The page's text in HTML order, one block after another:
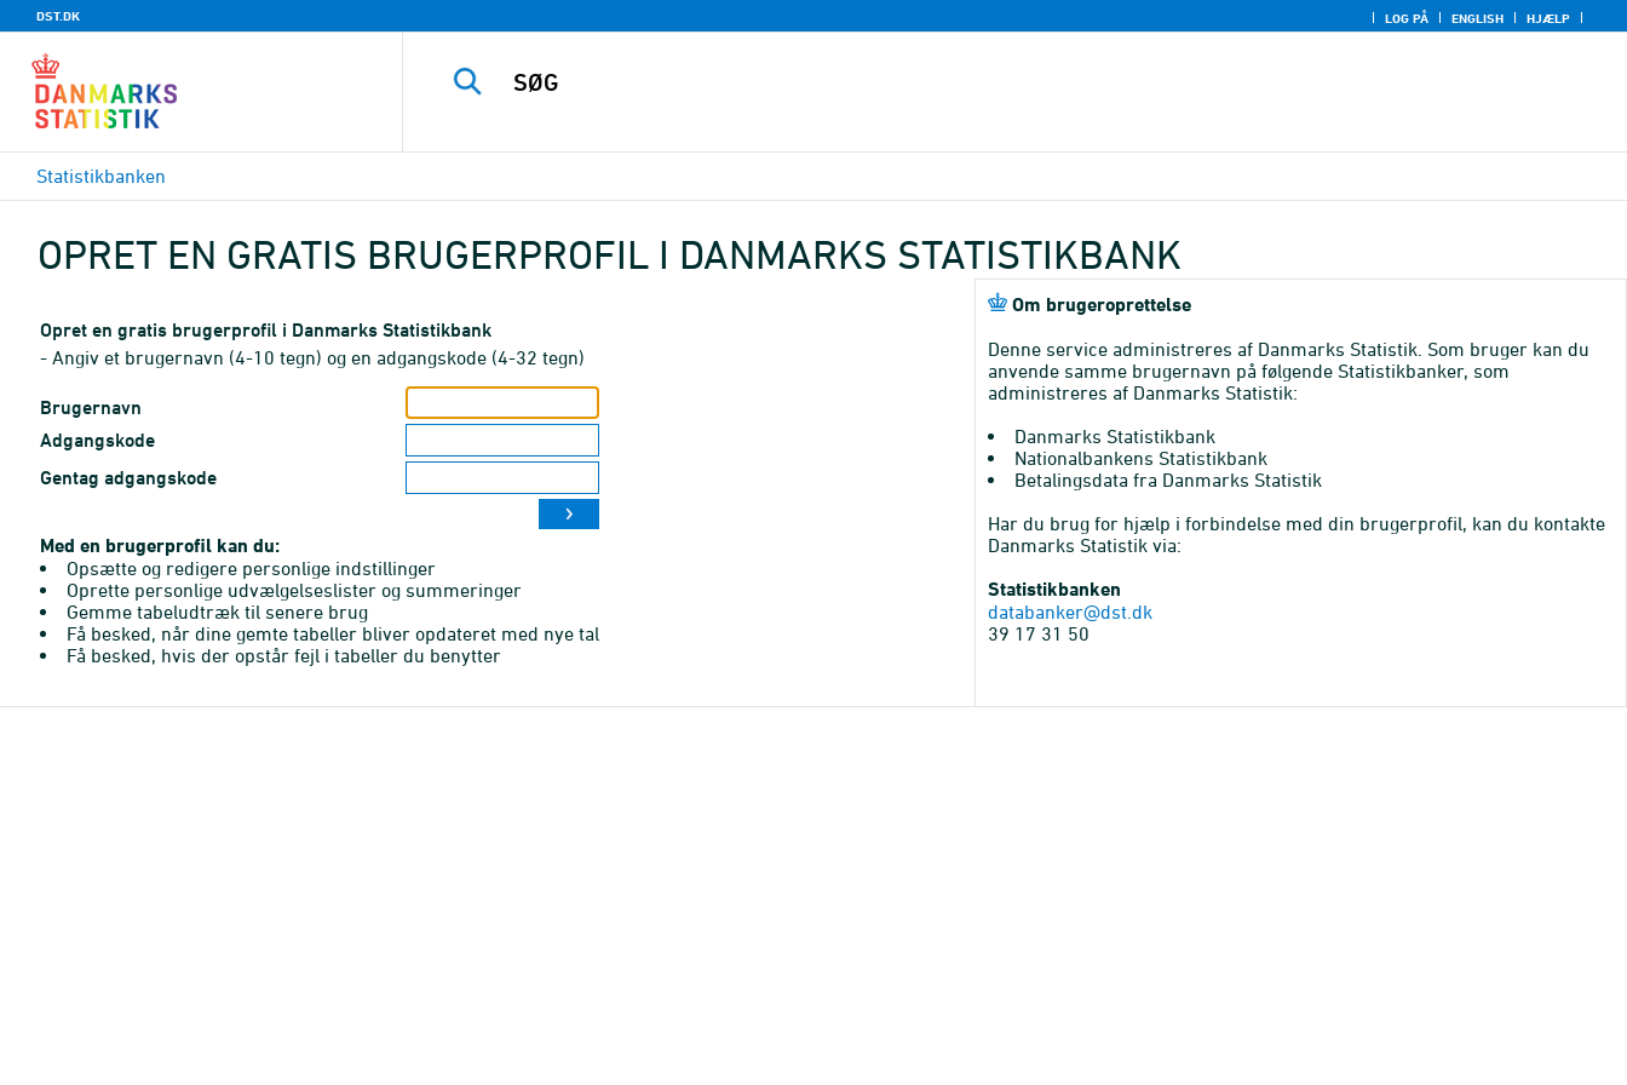
DST.DK LOG PÅ ENGLISH HJÆLP
Statistikbanken
OPRET EN GRATIS BRUGERPROFIL I DANMARKS STATISTIKBANK
Opret en gratis brugerprofil i Danmarks Statistikbank
- Angiv et brugernavn (4-10 tegn) og en adgangskode (4-32 tegn)
Brugernavn
Adgangskode
Gentag adgangskode
Med en brugerprofil kan du:
Opsætte og redigere personlige indstillinger
Oprette personlige udvælgelseslister og summeringer
Gemme tabeludtræk til senere brug
Få besked, når dine gemte tabeller bliver opdateret med nye tal
Få besked, hvis der opstår fejl i tabeller du benytter
Om brugeroprettelse
Denne service administreres af Danmarks Statistik. Som bruger kan du
anvende samme brugernavn på følgende Statistikbanker, som
administreres af Danmarks Statistik:
Danmarks Statistikbank
Nationalbankens Statistikbank
Betalingsdata fra Danmarks Statistik
Har du brug for hjælp i forbindelse med din brugerprofil, kan du kontakte
Danmarks Statistik via:
Statistikbanken
databanker@dst.dk
39 17 31 50